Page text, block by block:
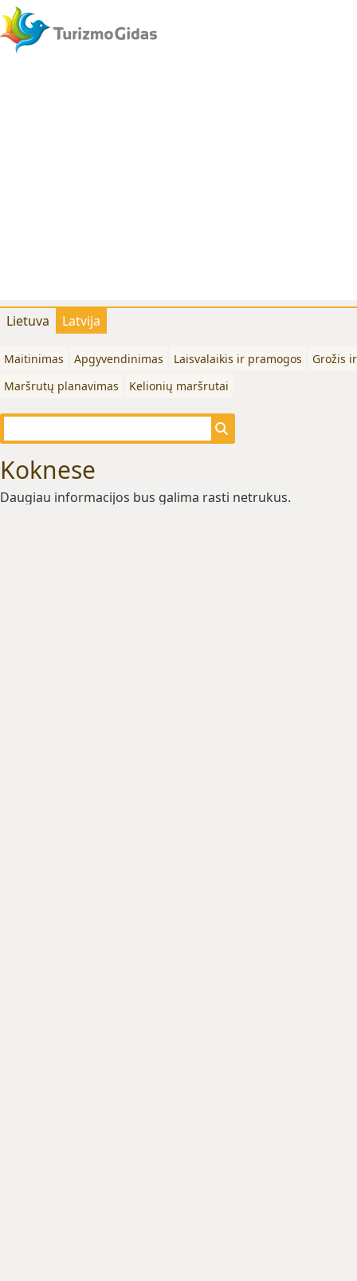
Lietuva Latvija
Maitinimas Apgyvendinimas Laisvalaikis ir pramogos
Grožis
Maršrutų planavimas
Kelionių maršrutai
Koknese
Daugiau informacijos bus galima rasti netrukus.